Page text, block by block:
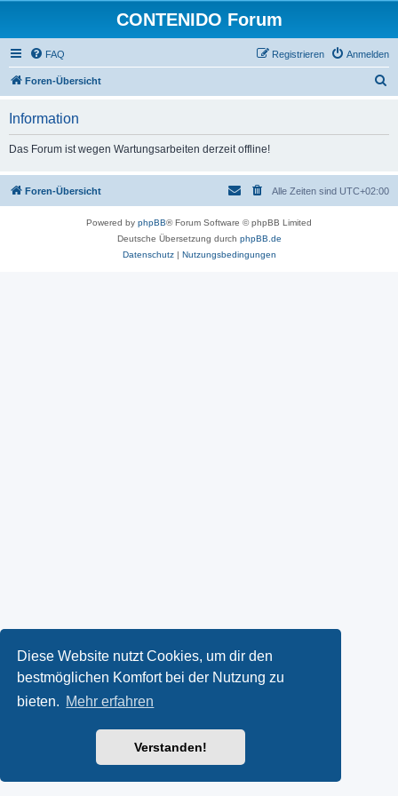
Diese Website nutzt Cookies, um dir den
bestmöglichen Komfort bei der Nutzung zu
bieten. Mehr erfahren
Verstanden!
CONTENIDO Forum
FAQ Anmelden
Registrieren
Foren-Übersicht
Information
Das Forum ist wegen Wartungsarbeiten derzeit offline!
Foren-Übersicht Alle Zeiten sind UTC+02:00
Powered by phpBB® Forum Software © phpBB Limited
Deutsche Übersetzung durch phpBB.de
Datenschutz| Nutzungsbedingungen